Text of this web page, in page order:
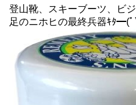
登山靴、スキーブーツ、ビ
足のニホヒの最終兵器ｷﾀ